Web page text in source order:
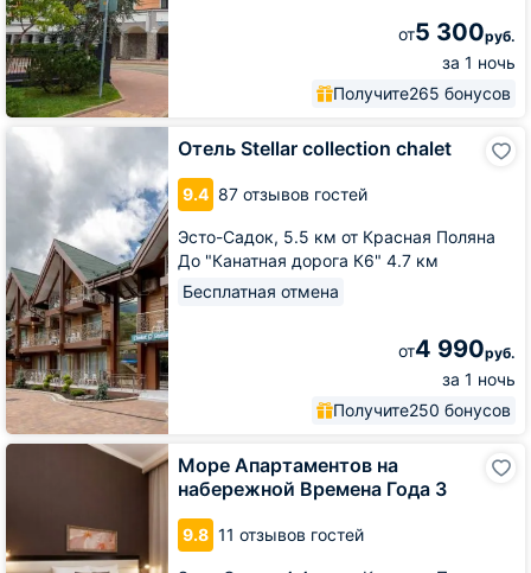
от5 300руб.
за 1 ночь
Получите265 бонусов
Отель Stellar collection chalet
9.4 87 отзывов гостей
Эсто-Садок, 5.5 км от Красная Поляна
До "Канатная дорога К6" 4.7 км
Бесплатная отмена
от4 990руб.
за 1 ночь
Получите250 бонусов
Отель
Stellar
collection
Море Апартаментов на
набережной Времена Года 3
9.8 11 отзывов гостей
Море
Года